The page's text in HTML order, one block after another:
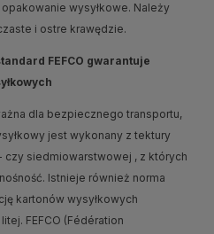
wysyłkowe. Należy
i ostre krawędzie.
FEFCO gwarantuje
dla bezpiecznego transportu,
jest wykonany z tektury
siedmiowarstwowej , z których
Istnieje również norma
kartonów wysyłkowych
FEFCO (Fédération